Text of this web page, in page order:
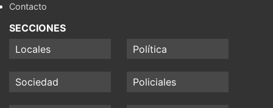
Contacto
SECCIONES
Locales
Política
Sociedad Policiales